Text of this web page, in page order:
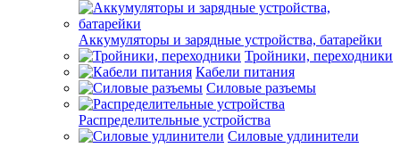
Аккумуляторы и зарядные устройства, батарейки
Тройники, переходники
Кабели питания
Силовые разъемы
Распределительные устройства
Силовые удлинители